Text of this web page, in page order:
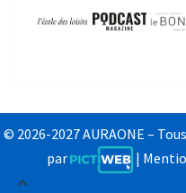
© 2026-2027 AURAONE –
par
|